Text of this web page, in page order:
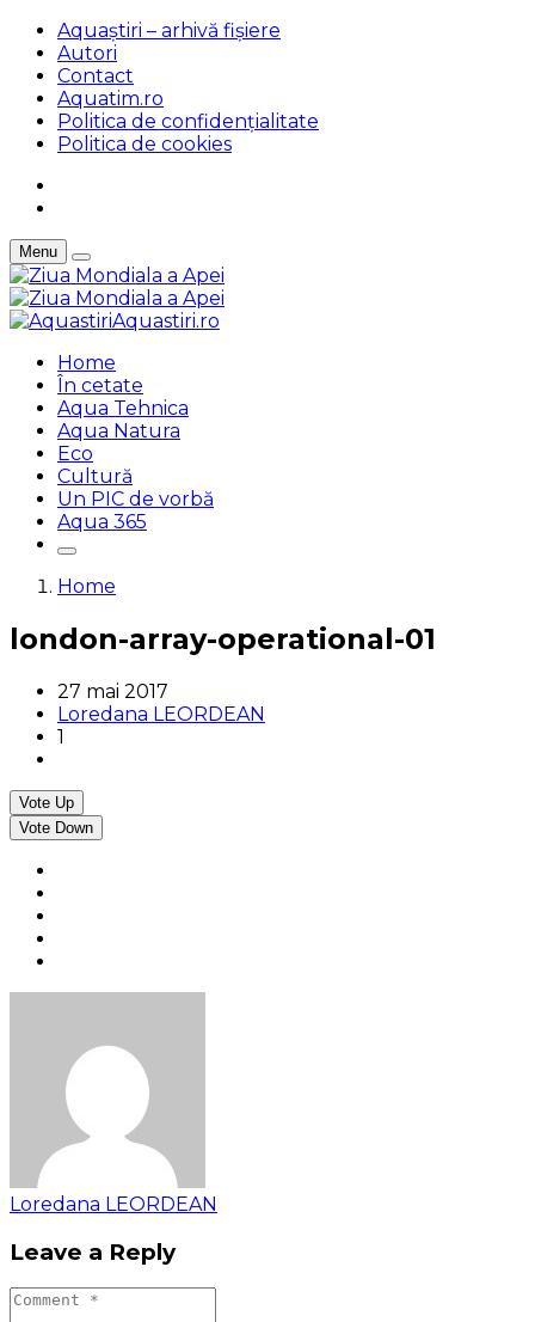
Aquaștiri – arhivă fișiere
Autori
Contact
Aquatim.ro
Politica de confidențialitate
Politica de cookies
Menu
Aquastiri.ro
Home
În cetate
Aqua Tehnica
Aqua Natura
Eco
Cultură
Un PIC de vorbă
Aqua 365
Home
london-array-operational-01
27 mai 2017
Loredana LEORDEAN
1
Vote Up
Vote Down
Loredana LEORDEAN
Leave a Reply